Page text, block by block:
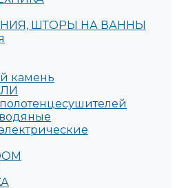
ШТОРЫ НА ВАННЫ
камень